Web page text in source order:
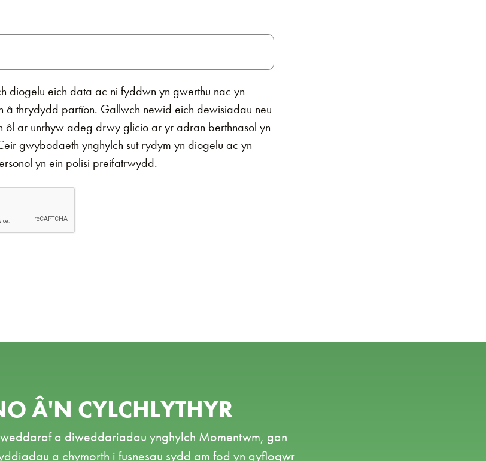
diogelu eich data ac ni fyddwn yn gwerthu nac yn
â thrydydd partïon. Gallwch newid eich dewisiadau neu
ôl ar unrhyw adeg drwy glicio ar yr adran berthnasol yn
gwybodaeth ynghylch sut rydym yn diogelu ac yn
yn ein polisi preifatrwydd.
Â'N CYLCHLYTHYR
a diweddariadau ynghylch Momentwm, gan
a chymorth i fusnesau sydd am fod yn gyflogwr